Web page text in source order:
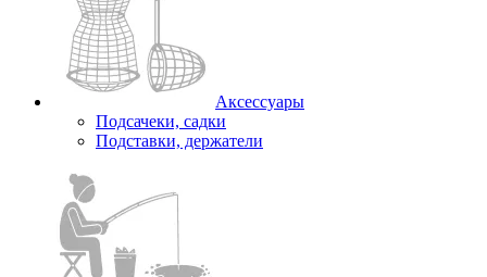
Аксессуары
Подсачеки, садки
Подставки, держатели